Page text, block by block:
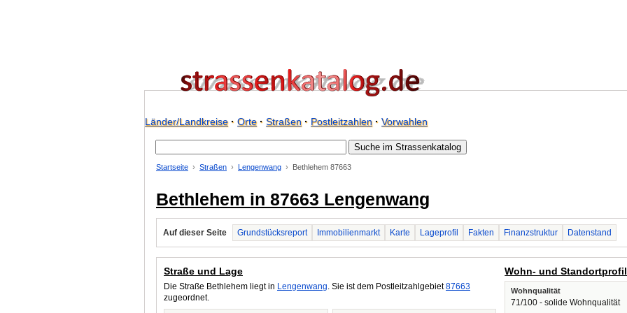
Länder/Landkreise· Orte· Straßen· Postleitzahlen· Vorwahlen
Startseite Straßen Lengenwang Bethlehem 87663
Bethlehem in 87663 Lengenwang
Auf dieser Seite Grundstücksreport Immobilienmarkt Karte Lageprofil Fakten Finanzstruktur Datenstand
Straße und Lage
Die Straße Bethlehem liegt in Lengenwang. Sie ist dem Postleitzahlgebiet87663
zugeordnet.
Wohn- und Standortprofil
Wohnqualität
71/100 - solide Wohnqualität